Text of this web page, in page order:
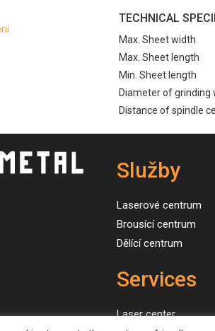
TECHNICAL
Max. Sheet width
Max. Sheet length
Min. Sheet length
Diameter of grinding
Distance of spindle
Služby
Laserové centrum
Brousící centrum
Dělící centrum
Services
Laser center